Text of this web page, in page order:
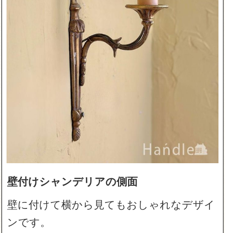
壁付けシャンデリアの側面
壁に付けて横から見てもおしゃれなデザイ
ンです。